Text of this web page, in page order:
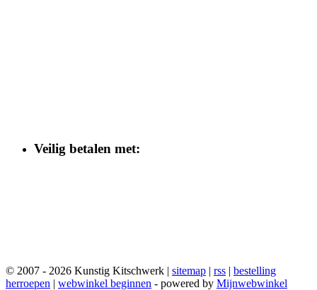
Veilig betalen met:
© 2007 - 2026 Kunstig Kitschwerk | sitemap | rss | bestelling
herroepen | webwinkel beginnen - powered by Mijnwebwinkel